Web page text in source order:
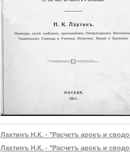
Лахтинъ Н.К. - "Расчетъ арокъ и
Лахтинъ Н.К. - "Расчетъ арокъ и